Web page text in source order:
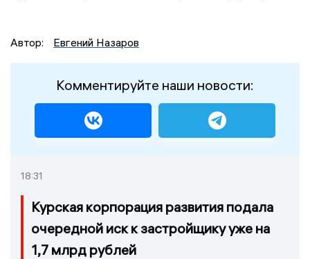
Автор: Евгений Назаров
Комментируйте наши новости:
18:31
Курская корпорация развития подала
очередной иск к застройщику уже на
1,7 млрд рублей